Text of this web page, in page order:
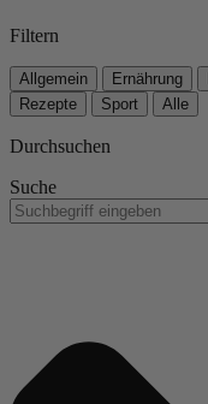
Filtern
Allgemein Ernährung
Rezepte
Sport Alle
Durchsuchen
Suche